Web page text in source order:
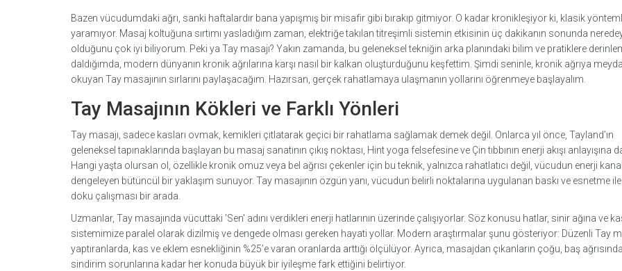
Bazen vücudumdaki ağrı, sanki haftalardır bana yapışmış bir misafir gibi bırakıp gitmiyor. O kadar kronikleşiyor ki, klasik
yaramıyor. Masaj koltuğuna sırtımı yasladığım zaman, elektriğe takılan titreşimli sistemin etkisinin üç dakikanın sonunda
olduğunu çok iyi biliyorum. Peki ya Tay masajı? Yakın zamanda, bu geleneksel tekniğin arka planındaki bilim ve pratiklere
daldığımda, modern dünyanın kronik ağrılarına karşı nasıl bir kalkan oluşturduğunu keşfettim. Şimdi seninle, kronik ağrıya
okuyan Tay masajının sırlarını paylaşacağım. Hazırsan, gerçek rahatlamaya ulaşmanın yollarını öğrenmeye başlayalım.
Tay Masajının Kökleri ve Farklı Yönleri
Tay masajı, sadece kasları ovmak, kemikleri çıtlatarak geçici bir rahatlama sağlamak demek değil. Onlarca yıl önce, Tayland’ın
geleneksel tapınaklarında başlayan bu masaj sanatının çıkış noktası, Hint yoga felsefesine ve Çin tıbbının enerji akışı anlayışına
Hangi yaşta olursan ol, özellikle kronik omuz veya bel ağrısı çekenler için bu teknik, yalnızca rahatlatıcı değil, vücudun enerji
dengeleyen bütüncül bir yaklaşım sunuyor. Tay masajının özgün yanı, vücudun belirli noktalarına uygulanan baskı ve esnetme
doku çalışması bir arada.
Uzmanlar, Tay masajında vücuttaki 'Sen' adını verdikleri enerji hatlarının üzerinde çalışıyorlar. Söz konusu hatlar, sinir ağına ve
sistemimize paralel olarak dizilmiş ve dengede olması gereken hayati yollar. Modern araştırmalar şunu gösteriyor: Düzenli Tay
yaptıranlarda, kas ve eklem esnekliğinin %25’e varan oranlarda arttığı ölçülüyor. Ayrıca, masajdan çıkanların çoğu, baş
sindirim sorunlarına kadar her konuda büyük bir iyileşme fark ettiğini belirtiyor.